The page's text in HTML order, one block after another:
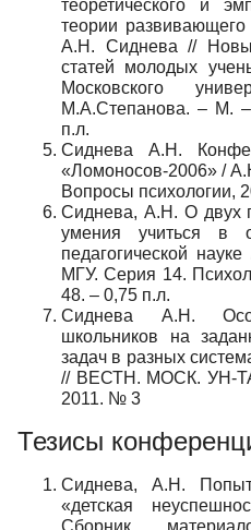
теоретического и
теории
А.Н. Сиднева //
статей молодых
Московского
М.А.Степанова. – М.
п.л.
Сиднева А.Н.
«Ломоносов-2006» /
Вопросы психологии,
Сиднева, А.Н. О двух
умения учиться в
педагогической
МГУ. Серия 14.
48. – 0,75 п.л.
Сиднева А.Н.
школьников на
задач в разных
// ВЕСТН. МОСК. УН-
2011. № 3
Тезисы
Сиднева, А.Н.
«детская
Сборник